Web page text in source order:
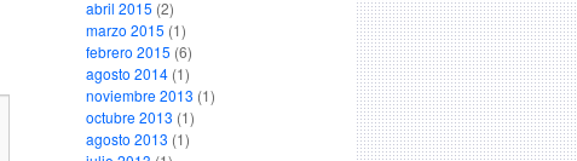
abril 2015 (2)
marzo 2015 (1)
febrero 2015 (6)
agosto 2014(1)
noviembre 2013 (1)
octubre 2013 (1)
agosto 2013 (1)